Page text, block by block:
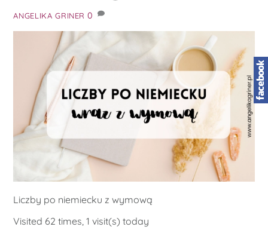
ANGELIKA GRINER 0
Liczby po niemiecku z wymową
Visited 62 times, 1 visit(s) today